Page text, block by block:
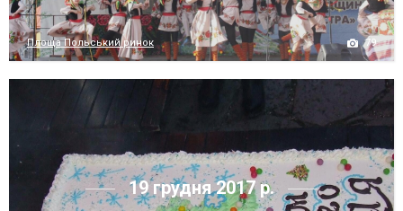
Площа Польський ринок 79
19 грудня 2017 р.